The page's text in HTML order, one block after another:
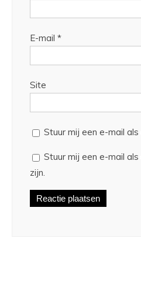
E-mail *
Site
Stuur mij een e-mail
Stuur mij een e-mail
zijn.